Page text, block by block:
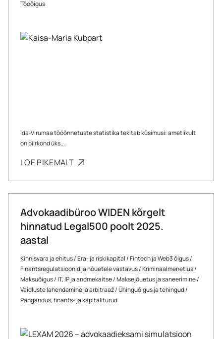
Tööõigus
Ida-Virumaa tööõnnetuste statistika tekitab küsimusi: ametlikult
on piirkond üks...
LOE PIKEMALT
Advokaadibüroo WIDEN kõrgelt
hinnatud Legal500 poolt 2025.
aastal
Kinnisvara ja ehitus/Era- ja riskikapital/Fintech ja Web3 õigus/
Finantsregulatsioonid ja nõuetele vastavus/Kriminaalmenetlus/
Maksuõigus/ IT, IP ja andmekaitse/Maksejõuetus ja saneerimine/
Vaidluste lahendamine ja arbitraaž/Ühinguõigus ja tehingud/
Pangandus, finants- ja kapitaliturud